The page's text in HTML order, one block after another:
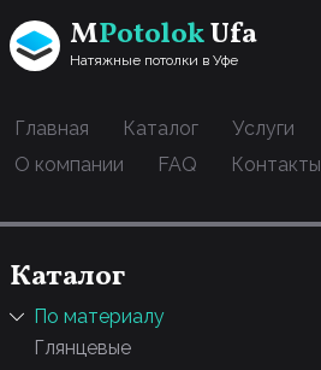
MPotolokUfa
Натяжные потолки в Уфе
Главная Каталог Услуги
О компании
FAQ Контакты
Каталог
По материалу
Глянцевые